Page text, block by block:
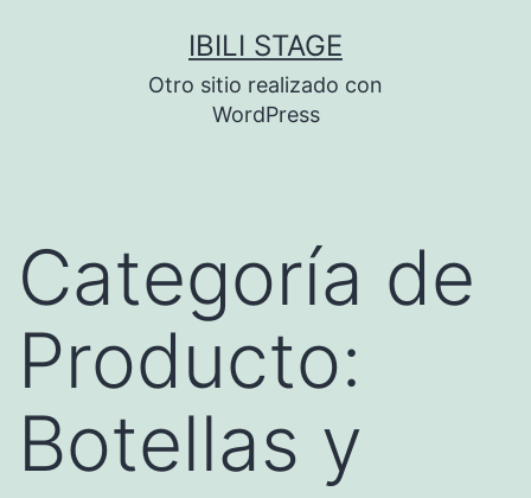
IBILI STAGE
Otro sitio realizado con
WordPress
Categoría de
Producto:
Botellas y